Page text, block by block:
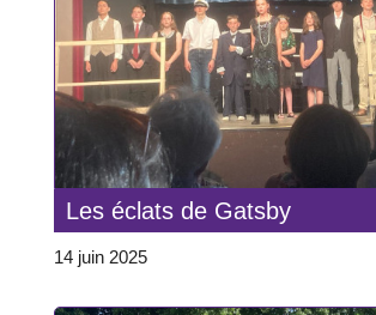
Les éclats de Gatsby
14 juin 2025